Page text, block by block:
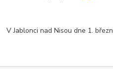
V Jablonci nad Nisou dne 1.